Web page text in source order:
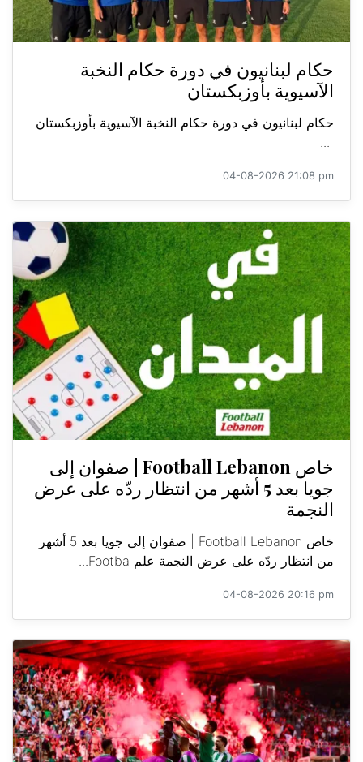
حكام لبنانيون في دورة حكام النخبة
الآسيوية بأوزبكستان
حكام لبنانيون في دورة حكام النخبة الآسيوية بأوزبكستان
...
04-08-2026 21:08 pm
خاص Football Lebanon | صفوان إلى
جويا بعد 5 أشهر من انتظار ردّه على عرض
النجمة
خاص Football Lebanon | صفوان إلى جويا بعد 5 أشهر
من انتظار ردّه على عرض النجمة علم Footba...
04-08-2026 20:16 pm